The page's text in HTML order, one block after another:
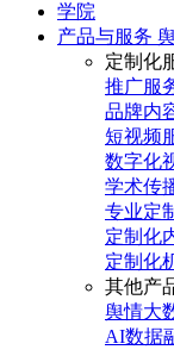
学院
产品与服务
定制化
推广服
品牌内
短视频
数字化
学术传
专业定
定制化
定制化
其他产
舆情大
AI数据